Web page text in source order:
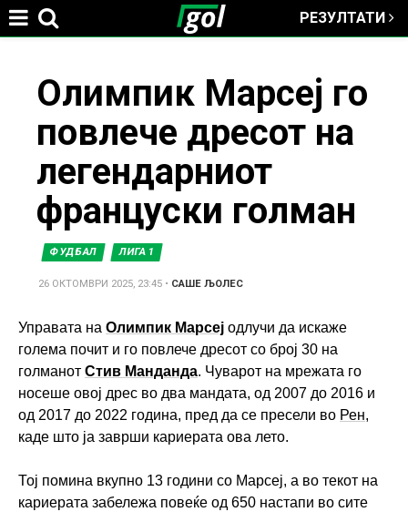
РЕЗУЛТАТИ
here
Олимпик Марсеј го
повлече дресот на
легендарниот
француски голман
ФУДБАЛ ЛИГА 1
26 ОКТОМВРИ 2025, 23:45 • САШЕ ЉОЛЕС
Управата на Олимпик Марсеј одлучи да искаже
голема почит и го повлече дресот со број 30 на
голманот Стив Манданда. Чуварот на мрежата го
носеше овој дрес во два мандата, од 2007 до 2016 и
од 2017 до 2022 година, пред да се пресели во Рен,
каде што ја заврши кариерата ова лето.
Тој помина вкупно 13 години со Марсеј, а во текот на
кариерата забележа повеќе од 650 настапи во сите